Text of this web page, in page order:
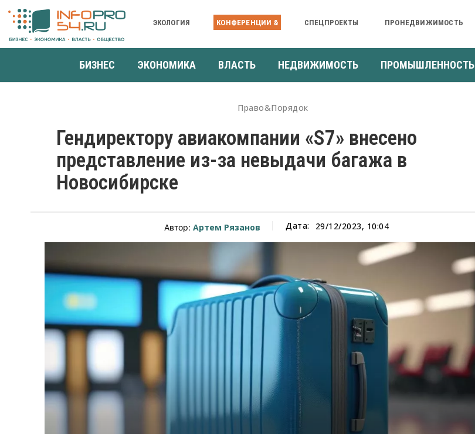
ЭКОЛОГИЯ КОНФЕРЕНЦИИ & СПЕЦПРОЕКТЫ ПРОНЕДВИЖИМОСТЬ
БИЗНЕС ЭКОНОМИКА ВЛАСТЬ НЕДВИЖИМОСТЬ ПРОМЫШЛЕННОСТЬ
Право&Порядок
Гендиректору авиакомпании «S7» внесено
представление из-за невыдачи багажа в
Новосибирске
Автор:Артем Рязанов Дата: 29/12/2023, 10:04